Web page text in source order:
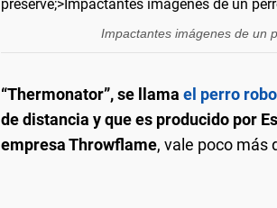
Impactantes imágenes de un
“Thermonator”, se llama el perro
de distancia y que es producido por
empresa Throwflame, vale poco más